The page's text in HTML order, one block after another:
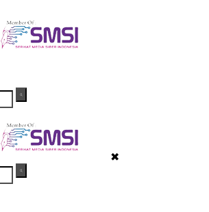
✖